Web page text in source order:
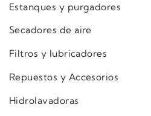
Estanques y purgadores
Secadores de aire
Filtros y lubricadores
Repuestos y Accesorios
Hidrolavadoras